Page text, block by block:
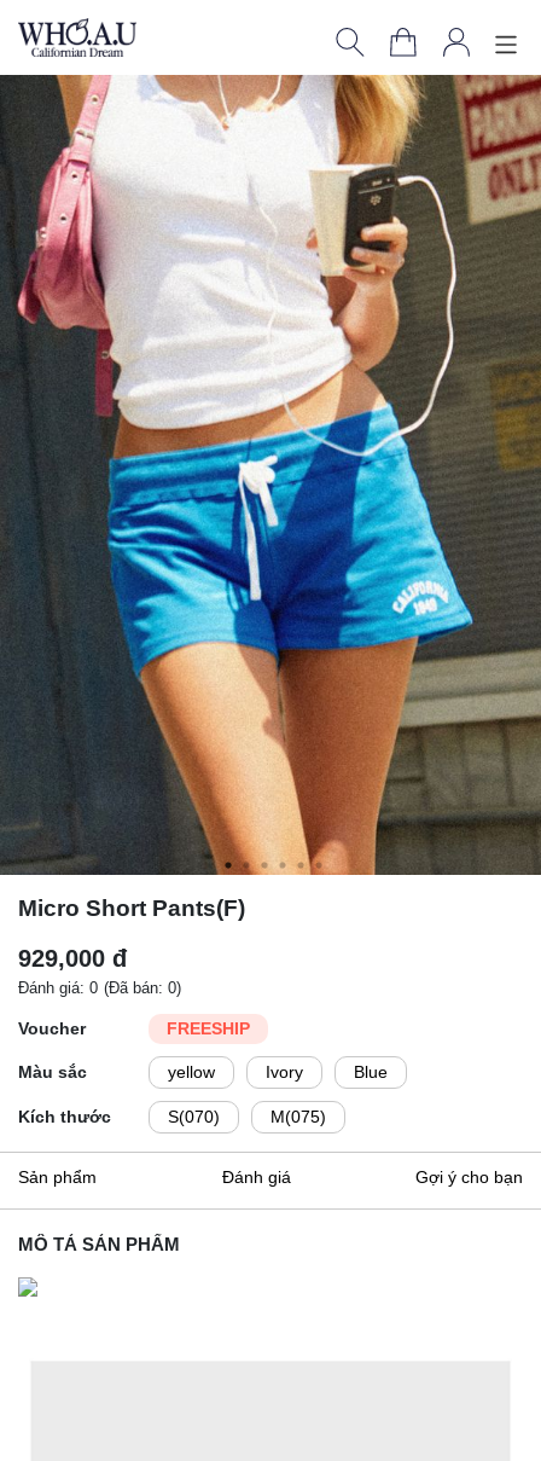
Micro Short Pants(F)
929,000 đ
Đánh giá: 0 (Đã bán: 0)
Voucher FREESHIP
Màu sắc yellow Ivory Blue
Kích thước S(070) M(075)
Sản phẩm Đánh giá Gợi ý cho bạn
MÔ TẢ SẢN PHẨM